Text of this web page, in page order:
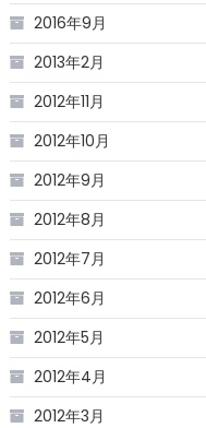
2016年9月
2013年2月
2012年11月
2012年10月
2012年9月
2012年8月
2012年7月
2012年6月
2012年5月
2012年4月
2012年3月